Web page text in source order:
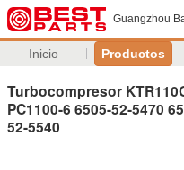
Guangzhou
Inicio Productos
Turbocompresor
PC1100-6 6505-52-5470
52-5540